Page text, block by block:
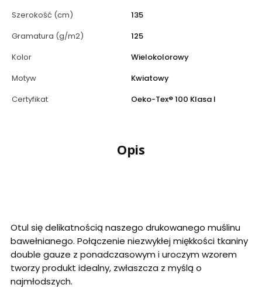
Szerokość (cm)
135
Gramatura (g/m2)
125
Kolor
Wielokolorowy
Motyw
Kwiatowy
Certyfikat
Oeko-Tex® 100 Klasa I
Opis
Otul się delikatnością naszego drukowanego muślinu
bawełnianego. Połączenie niezwykłej miękkości tkaniny
double gauze z ponadczasowym i uroczym wzorem
tworzy produkt idealny, zwłaszcza z myślą o
najmłodszych.